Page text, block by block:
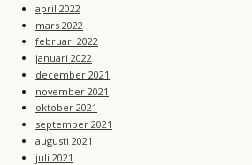
april 2022
mars 2022
februari 2022
januari 2022
december 2021
november 2021
oktober 2021
september 2021
augusti 2021
juli 2021